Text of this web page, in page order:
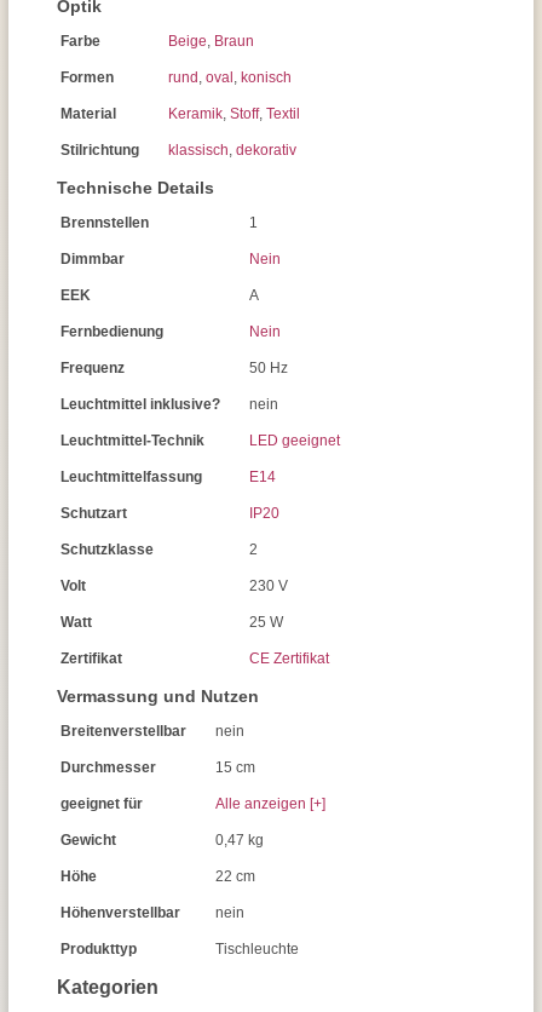
Kategorien
Optik
Farbe Beige, Braun
Formen rund , oval , konisch
Material Keramik, Stoff, Textil
Stilrichtung klassisch, dekorativ
Technische Details
Brennstellen 1
Dimmbar Nein
EEK A
Fernbedienung Nein
Frequenz 50 Hz
Leuchtmittel inklusive? nein
Leuchtmittel-Technik LED geeignet
Leuchtmittelfassung E14
Schutzart IP20
Schutzklasse 2
Volt 230 V
Watt 25 W
Zertifikat CE Zertifikat
Vermassung und Nutzen
Breitenverstellbar nein
Durchmesser 15 cm
geeignet für Alle anzeigen [+]
Gewicht 0,47 kg
Höhe 22 cm
Höhenverstellbar nein
Produkttyp Tischleuchte